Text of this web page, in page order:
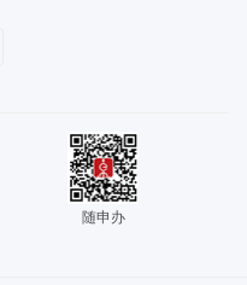
随申办